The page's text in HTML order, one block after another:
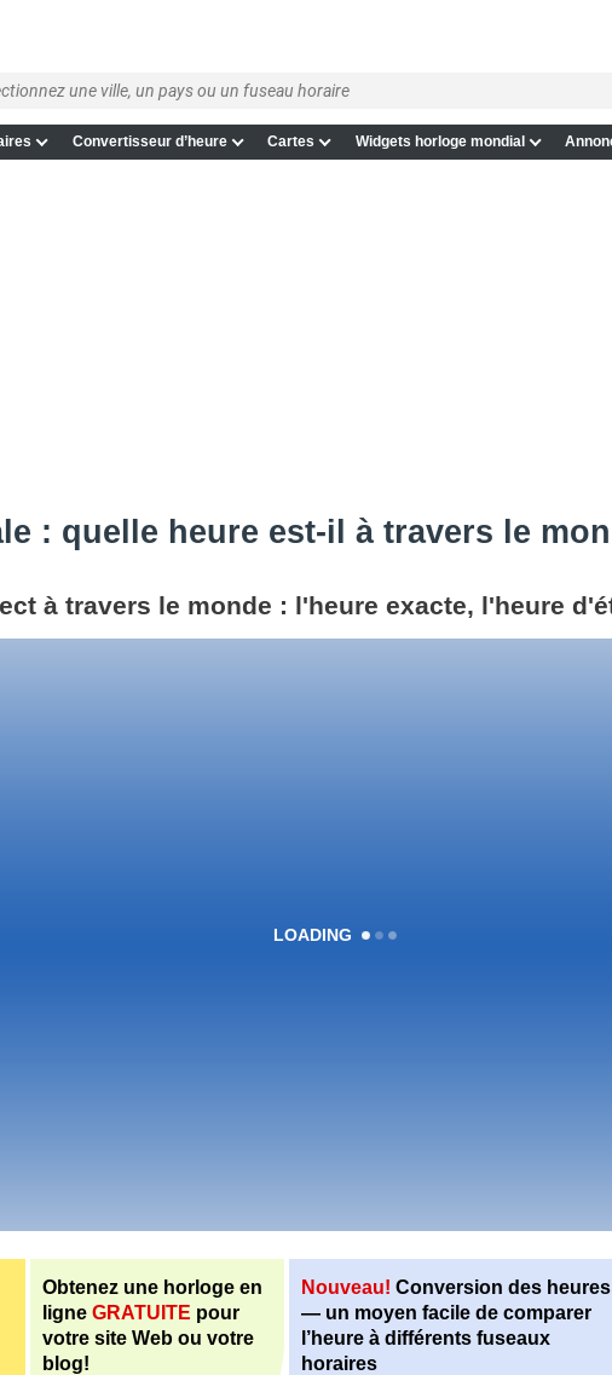
Convertisseur d’heure Cartes Widgets horloge mondial
: quelle heure est-il à travers le
à travers le monde : l'heure exacte, l'heure
LOADING
Obtenez une horloge en
ligne GRATUITE pour
votre site Web ou votre
blog!
Nouveau! Conversion des heures
— un moyen facile de comparer
l’heure à différents fuseaux
horaires